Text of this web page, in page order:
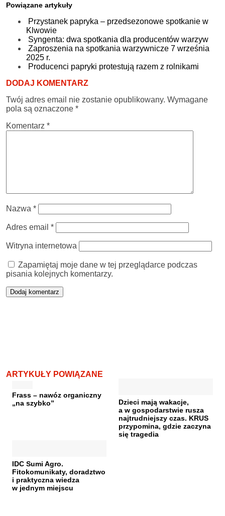
Powiązane artykuły
Przystanek papryka – przedsezonowe spotkanie w
Klwowie
Syngenta: dwa spotkania dla producentów warzyw
Zaproszenia na spotkania warzywnicze 7 września
2025 r.
Producenci papryki protestują razem z rolnikami
DODAJ KOMENTARZ
Twój adres email nie zostanie opublikowany. Wymagane
pola są oznaczone *
Komentarz *
Nazwa *
Adres email *
Witryna internetowa
Zapamiętaj moje dane w tej przeglądarce podczas
pisania kolejnych komentarzy.
ARTYKUŁY POWIĄZANE
Frass – nawóz organiczny
„na szybko”
Dzieci mają wakacje,
a w gospodarstwie rusza
najtrudniejszy czas. KRUS
przypomina, gdzie zaczyna
się tragedia
IDC Sumi Agro.
Fitokomunikaty, doradztwo
i praktyczna wiedza
w jednym miejscu